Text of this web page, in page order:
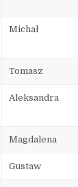
Michał
Tomasz
Aleksandra
Magdalena
Gustaw